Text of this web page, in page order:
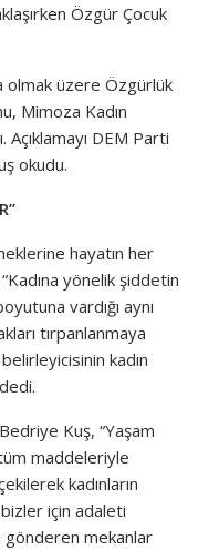
Özgür Çocuk
olmak üzere Özgürlük
Mimoza Kadın
DEM Parti
okudu.
hayatın her
yönelik şiddetin
vardığı aynı
tırpanlanmaya
kadın
Kuş, “Yaşam
maddeleriyle
kadınların
bizler için adaleti
gönderen mekanlar